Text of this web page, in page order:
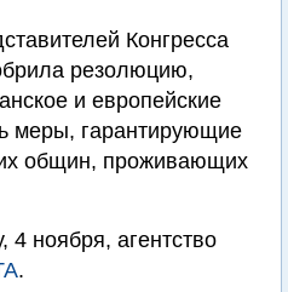
Конгресса
резолюцию,
и европейские
меры, гарантирующие
общин, проживающих
ноября, агентство
.